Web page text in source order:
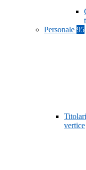
Personale 95
vertice